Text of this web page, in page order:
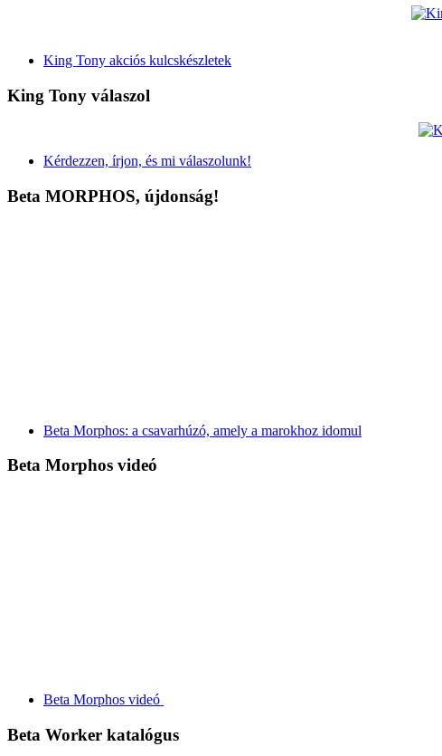
King Tony akciós kulcskészletek
King Tony válaszol
Kérdezzen, írjon, és mi válaszolunk!
Beta MORPHOS, újdonság!
Beta Morphos: a csavarhúzó, amely a marokhoz idomul
Beta Morphos videó
Beta Morphos videó
Beta Worker katalógus